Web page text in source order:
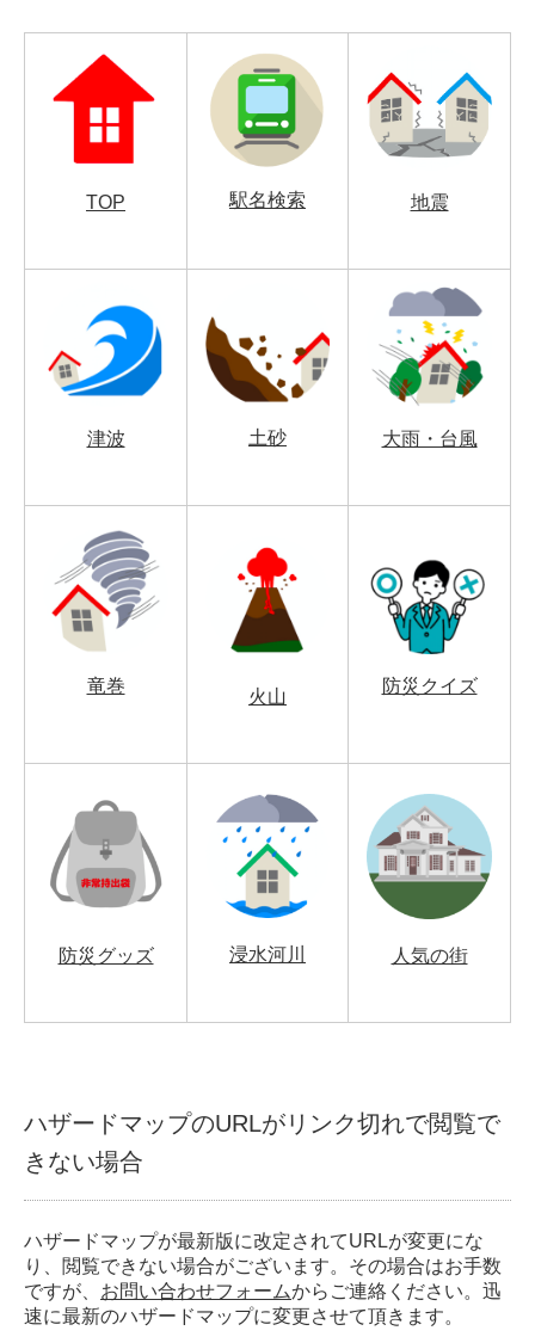
TOP 駅名検索 地震
津波 土砂 大雨・台風
竜巻
火山
防災クイズ
防災グッズ 浸水河川 人気の街
ハザードマップのURLがリンク切れで閲覧で
きない場合
ハザードマップが最新版に改定されてURLが変更にな
り、閲覧できない場合がございます。その場合はお手数
ですが、 お問い合わせフォームからご連絡ください。迅
速に最新のハザードマップに変更させて頂きます。